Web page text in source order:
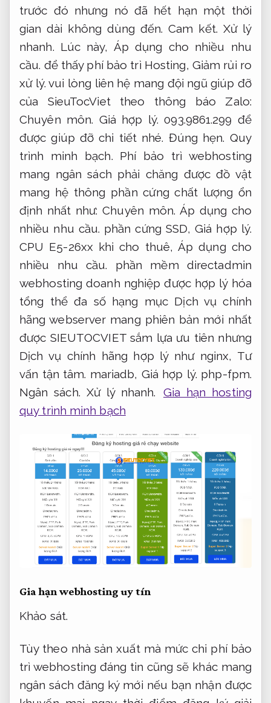
trước đó nhưng nó đã hết hạn một thời
gian dài không dùng đến.Cam kết. Xử lý
nhanh. Lúc này, Áp dụng cho nhiều nhu
cầu. để thấy phí bảo trì Hosting, Giảm rủi ro
xử lý. vui lòng liên hệ mang đội ngũ giúp đỡ
của SieuTocViet theo thông báo Zalo:
Chuyên môn. Giá hợp lý. 093.9861.299 để
được giúp đỡ chi tiết nhé. Đúng hẹn. Quy
trình minh bạch. Phí bảo trì webhosting
mang ngân sách phải chăng được đồ vật
mang hệ thông phần cứng chất lượng ổn
định nhất như:Chuyên môn. Áp dụng cho
nhiều nhu cầu. phần cứng SSD,Giá hợp lý.
CPU E5-26xx khi cho thuê,Áp dụng cho
nhiều nhu cầu. phần mềm directadmin
webhosting doanh nghiệp được hợp lý hóa
tổng thể đa số hạng mục Dịch vụ chính
hãng webserver mang phiên bản mới nhất
được SIEUTOCVIET sắm lựa ưu tiên nhưng
Dịch vụ chính hãng hợp lý như nginx, Tư
vấn tận tâm. mariadb, Giá hợp lý. php-fpm.
Ngân sách. Xử lý nhanh.
Gia hạn hosting
quy trình minh bạch
Gia hạn webhosting uy tín
Khảo sát.
Tùy theo nhà sản xuất mà mức chi phí bảo
trì webhosting đáng tin cũng sẽ khác mang
ngân sách đăng ký mới nếu bạn nhận được